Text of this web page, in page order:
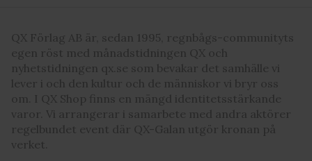
QX Förlag AB är, sedan 1995, regnbågs-communityts
egen röst med månadstidningen QX och
nyhetstidningen qx.se som bevakar det samhälle vi
lever i och den kultur och de människor vi bryr oss
om. I QX Shop finns en mängd identitetsstärkande
varor. Vi arrangerar i samarbete med andra aktörer
regelbundet event där QX-Galan utgör kronan på
verket.